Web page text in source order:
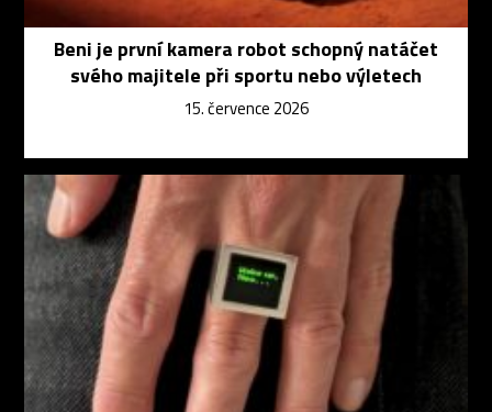
Beni je první kamera robot schopný natáčet
svého majitele při sportu nebo výletech
15. července 2026